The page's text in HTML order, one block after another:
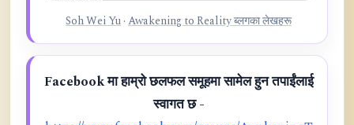
Soh Wei Yu·Awakening to Reality ब्लगका लेखहरू
Facebook मा हाम्रो छलफल समूहमा सामेल हुन तपाईंलाई
स्वागत छ -